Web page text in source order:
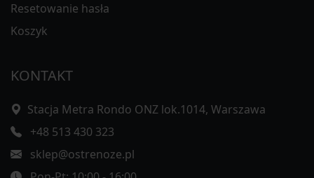
Resetowanie hasła
Koszyk
KONTAKT
Stacja Metra Rondo ONZ lok.1014, Warszawa
+48 513 430 323
sklep@ostrenoze.pl